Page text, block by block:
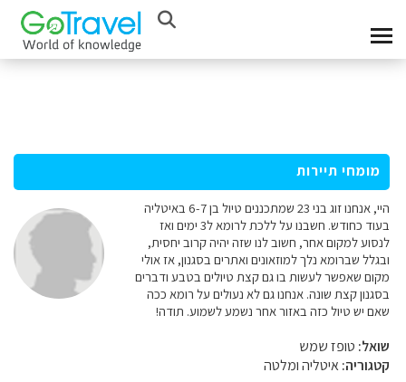
מומחי תיירות
היי, אנחנו זוג בני 23 שמתכננים טיול בן 6-7 באיטליה
בעוד כחודש. חשבנו על ללכת לרומא ל3 ימים ואז
לנסוע למקום אחר, חשוב לנו שזה יהיה קרוב יחסית,
ובגלל שברומא נלך למוזאונים ואתרים בסגנון, אז אולי
מקום שאפשר לעשות בו גם קצת טיולים בטבע ודברים
בסגנון קצת שונה. אנחנו גם לא נעולים על רומא ככה
שאם יש טיול כזה באזור אחר נשמע לשמוע. תודה!
שואל: טופז שמש
קטגוריה:איטליה ומלטה